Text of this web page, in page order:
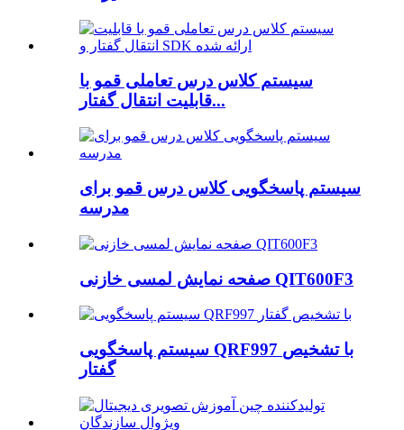
سیستم کلاس درس تعاملی قمو با
قابلیت انتقال گفتار...
سیستم پاسخگویی کلاس درس قمو برای
مدرسه
صفحه نمایش لمسی خازنی QIT600F3
سیستم پاسخگویی QRF997 با تشخیص
گفتار